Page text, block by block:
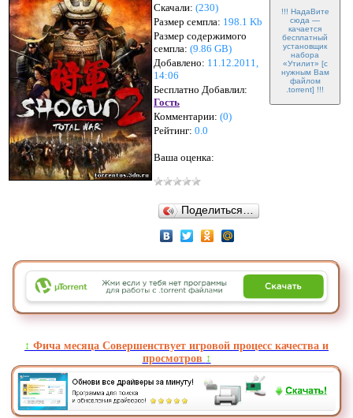
!!! НадаВите
сюда —
качается
бесплатный
установщик
набора
«Утилит» [с
нужным Вам
файлом
.torrent] !!!
Скачали: (230)
Размер семпла: 198.1 Kb
Размер содержимого
семпла: (9.86 GB)
Добавлено: 11.12.2011,
14:06
Бесплатно Добавлил:
Гость
Комментарии: (0)
Рейтинг: 0.0
Ваша оценка:
Поделиться…
↕️ Фича месяца Совершенствует игровой процесс качества и
просмотров ↕️